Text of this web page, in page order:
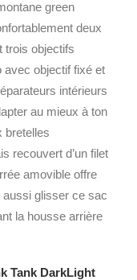
green
deux
trois objectifs
avec objectif fixé et
intérieurs
au mieux à ton
bretelles
recouvert d’un filet
amovible offre
aussi glisser ce sac
la housse arrière
Tank DarkLight